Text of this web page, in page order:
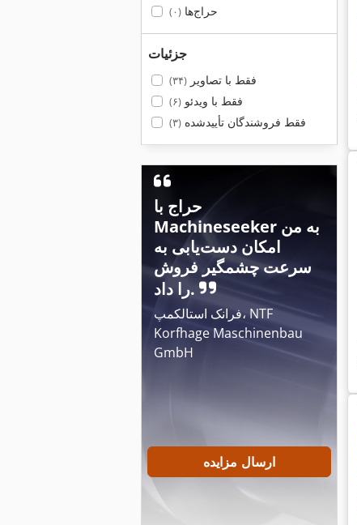
حراج‌ها(۰)
جزئیات
فقط با تصاویر(۳۴)
فقط با ویدئو(۶)
فقط فروشندگان تأییدشده(۳)
حراج با
Machineseeker به من
امکان دست‌یابی به
سرعت چشمگیر فروش
را داد.
فرانک استالکمپ، NTF
Korfhage Maschinenbau
GmbH
ارسال مزایده